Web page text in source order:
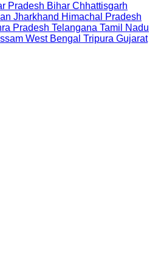
Pradesh Bihar Chhattisgarh
Jharkhand Himachal Pradesh
Pradesh Telangana Tamil Nadu
West Bengal Tripura Gujarat